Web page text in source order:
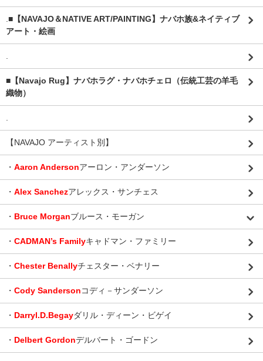
.■【NAVAJO＆NATIVE ART/PAINTING】ナバホ族&ネイティブ
アート・絵画
.
■【Navajo Rug】ナバホラグ・ナバホチェロ（伝統工芸の羊毛
織物）
.
【NAVAJO アーティスト別】
・ Aaron Andersonアーロン・アンダーソン
・ Alex Sanchezアレックス・サンチェス
・ Bruce Morganブルース・モーガン
・ CADMAN’s Familyキャドマン・ファミリー
・ Chester Benallyチェスター・ベナリー
・ Cody Sandersonコディ－サンダーソン
・ Darryl.D.Begayダリル・ディーン・ビゲイ
・ Delbert Gordonデルバート・ゴードン